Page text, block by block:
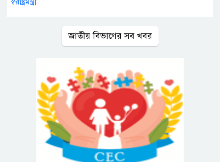
জাতীয় বিভাগের সব খবর